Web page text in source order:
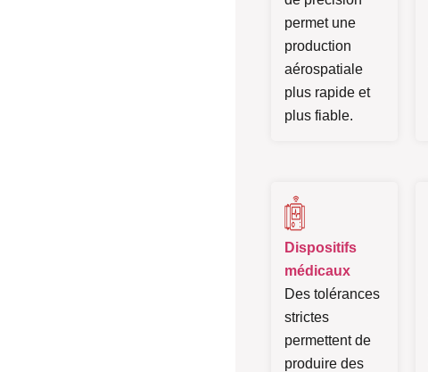
permet une
production
aérospatiale
plus rapide et
plus fiable.
Dispositifs
médicaux
Des tolérances
strictes
permettent de
produire des